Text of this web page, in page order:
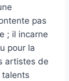
pas
; il incarne
pour la
artistes de
talents